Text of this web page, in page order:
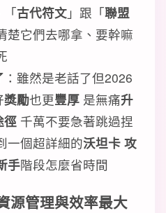
「古代符文」跟「聯盟
楚它們去哪拿、要幹嘛
：雖然是老話了但2026
獎勵也更豐厚 是無痛升
徑 千萬不要急著跳過捏
一個超詳細的沃坦卡 攻
手階段怎麼省時間
源管理與效率最大